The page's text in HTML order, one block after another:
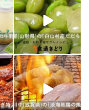
1月 23
shokutuu_kidori